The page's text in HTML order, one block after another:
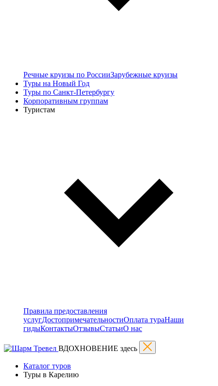
Речные круизы по РоссииЗарубежные круизы
Туры на Новый Год
Туры по Санкт-Петербургу
Корпоративным группам
Туристам
Правила предоставления
услугДостопримечательностиОплата тураНаши
гидыКонтактыОтзывыСтатьиО нас
ВДОХНОВЕНИЕ здесь
Каталог туров
Туры в Карелию